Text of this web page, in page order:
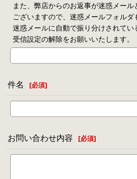
また、弊店からのお返事が迷惑メー
ございますので、迷惑メールフォルダ
迷惑メールに自動で振り分けされてい
受信設定の解除をお願いいたします。
件名 [必須]
お問い合わせ内容 [必須]